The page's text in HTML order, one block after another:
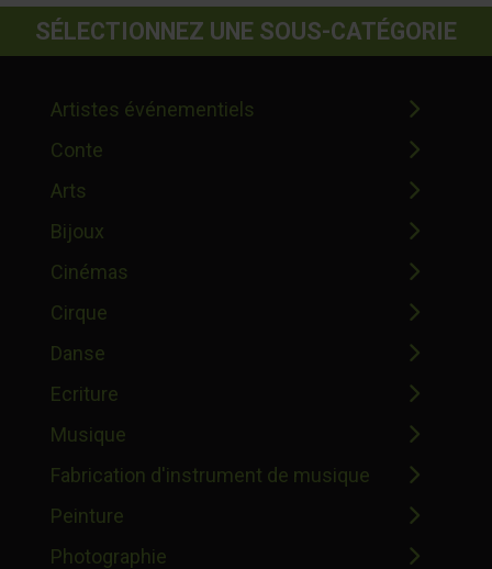
SÉLECTIONNEZ UNE SOUS-CATÉGORIE
Artistes événementiels
Conte
Arts
Bijoux
Cinémas
Cirque
Danse
Ecriture
Musique
Fabrication d'instrument de musique
Peinture
Photographie